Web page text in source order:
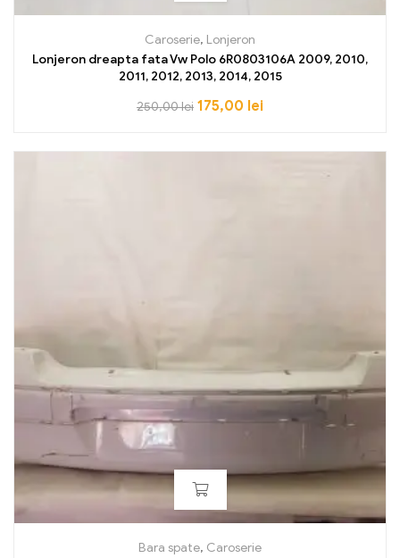
Caroserie, Lonjeron
Lonjeron dreapta fata Vw Polo 6R0803106A 2009, 2010,
2011, 2012, 2013, 2014, 2015
250,00lei 175,00 lei
Bara spate, Caroserie